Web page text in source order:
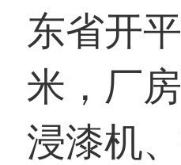
东省开
米，厂
浸漆机